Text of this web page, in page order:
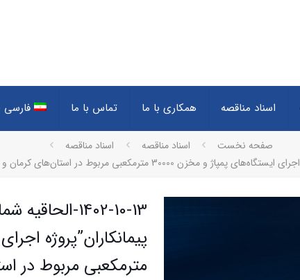
اسناد مناقصه همکاری با ما تماس با ما فارسی
صفحه نخست اسناد مناقصه
اسناد مناقصه
1402-10-13-
مترمکعبی مربوط در